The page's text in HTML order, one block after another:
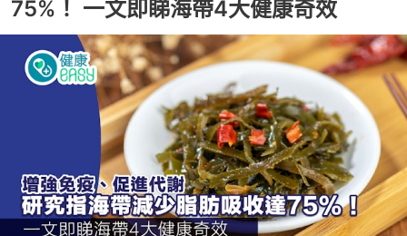
75%！ 一文即睇海帶4大健康奇效